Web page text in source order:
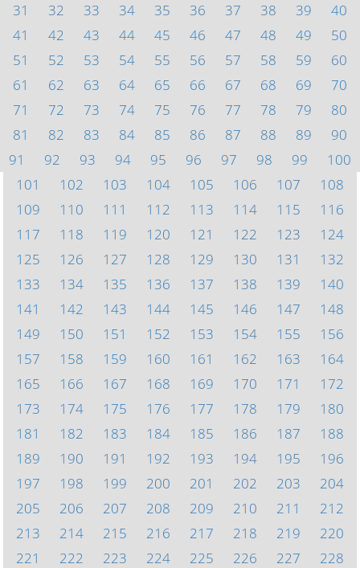
31
32 33 34 35 36 37 38 39
40
41
42 43 44 45 46 47 48 49
50
51
52 53 54 55 56 57 58 59
60
61
62 63 64 65 66 67 68 69
70
71
72 73 74 75 76 77 78 79
80
81
82 83 84 85 86 87 88 89
90
91
92 93 94 95 96 97 98 99
100
101
102 103 104 105 106 107
108
109
110 111 112 113 114 115
116
117
118 119 120 121 122 123
124
125
126 127 128 129 130 131
132
133
134 135 136 137 138 139
140
141
142 143 144 145 146 147
148
149
150 151 152 153 154 155
156
157
158 159 160 161 162 163
164
165
166 167 168 169 170 171
172
173
174 175 176 177 178 179
180
181
182 183 184 185 186 187
188
189
190 191 192 193 194 195
196
197
198 199 200 201 202 203
204
205
206 207 208 209 210 211
212
213
214 215 216 217 218 219
220
221
222 223 224 225 226 227
228